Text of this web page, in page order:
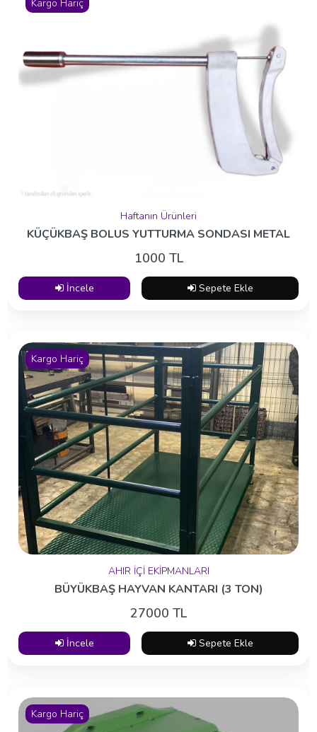
Kargo Hariç
Haftanın Ürünleri
KÜÇÜKBAŞ BOLUS YUTTURMA SONDASI METAL
1000 TL
İncele Sepete Ekle
Kargo Hariç
AHIR İÇİ EKİPMANLARI
BÜYÜKBAŞ HAYVAN KANTARI (3 TON)
27000 TL
İncele Sepete Ekle
Kargo Hariç